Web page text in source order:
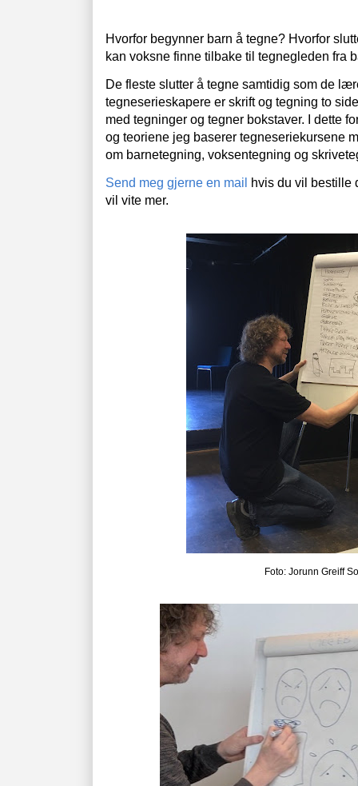
Hvorfor begynner barn å tegne? Hvorfor
kan voksne finne tilbake til tegnegleden fra
De fleste slutter å tegne samtidig som de
tegneserieskapere er skrift og tegning to
med tegninger og tegner bokstaver. I dette
og teoriene jeg baserer tegneseriekursene
om barnetegning, voksentegning og
Send meg gjerne en mail hvis du vil bestille
vil vite mer.
Foto: Jorunn Greiff